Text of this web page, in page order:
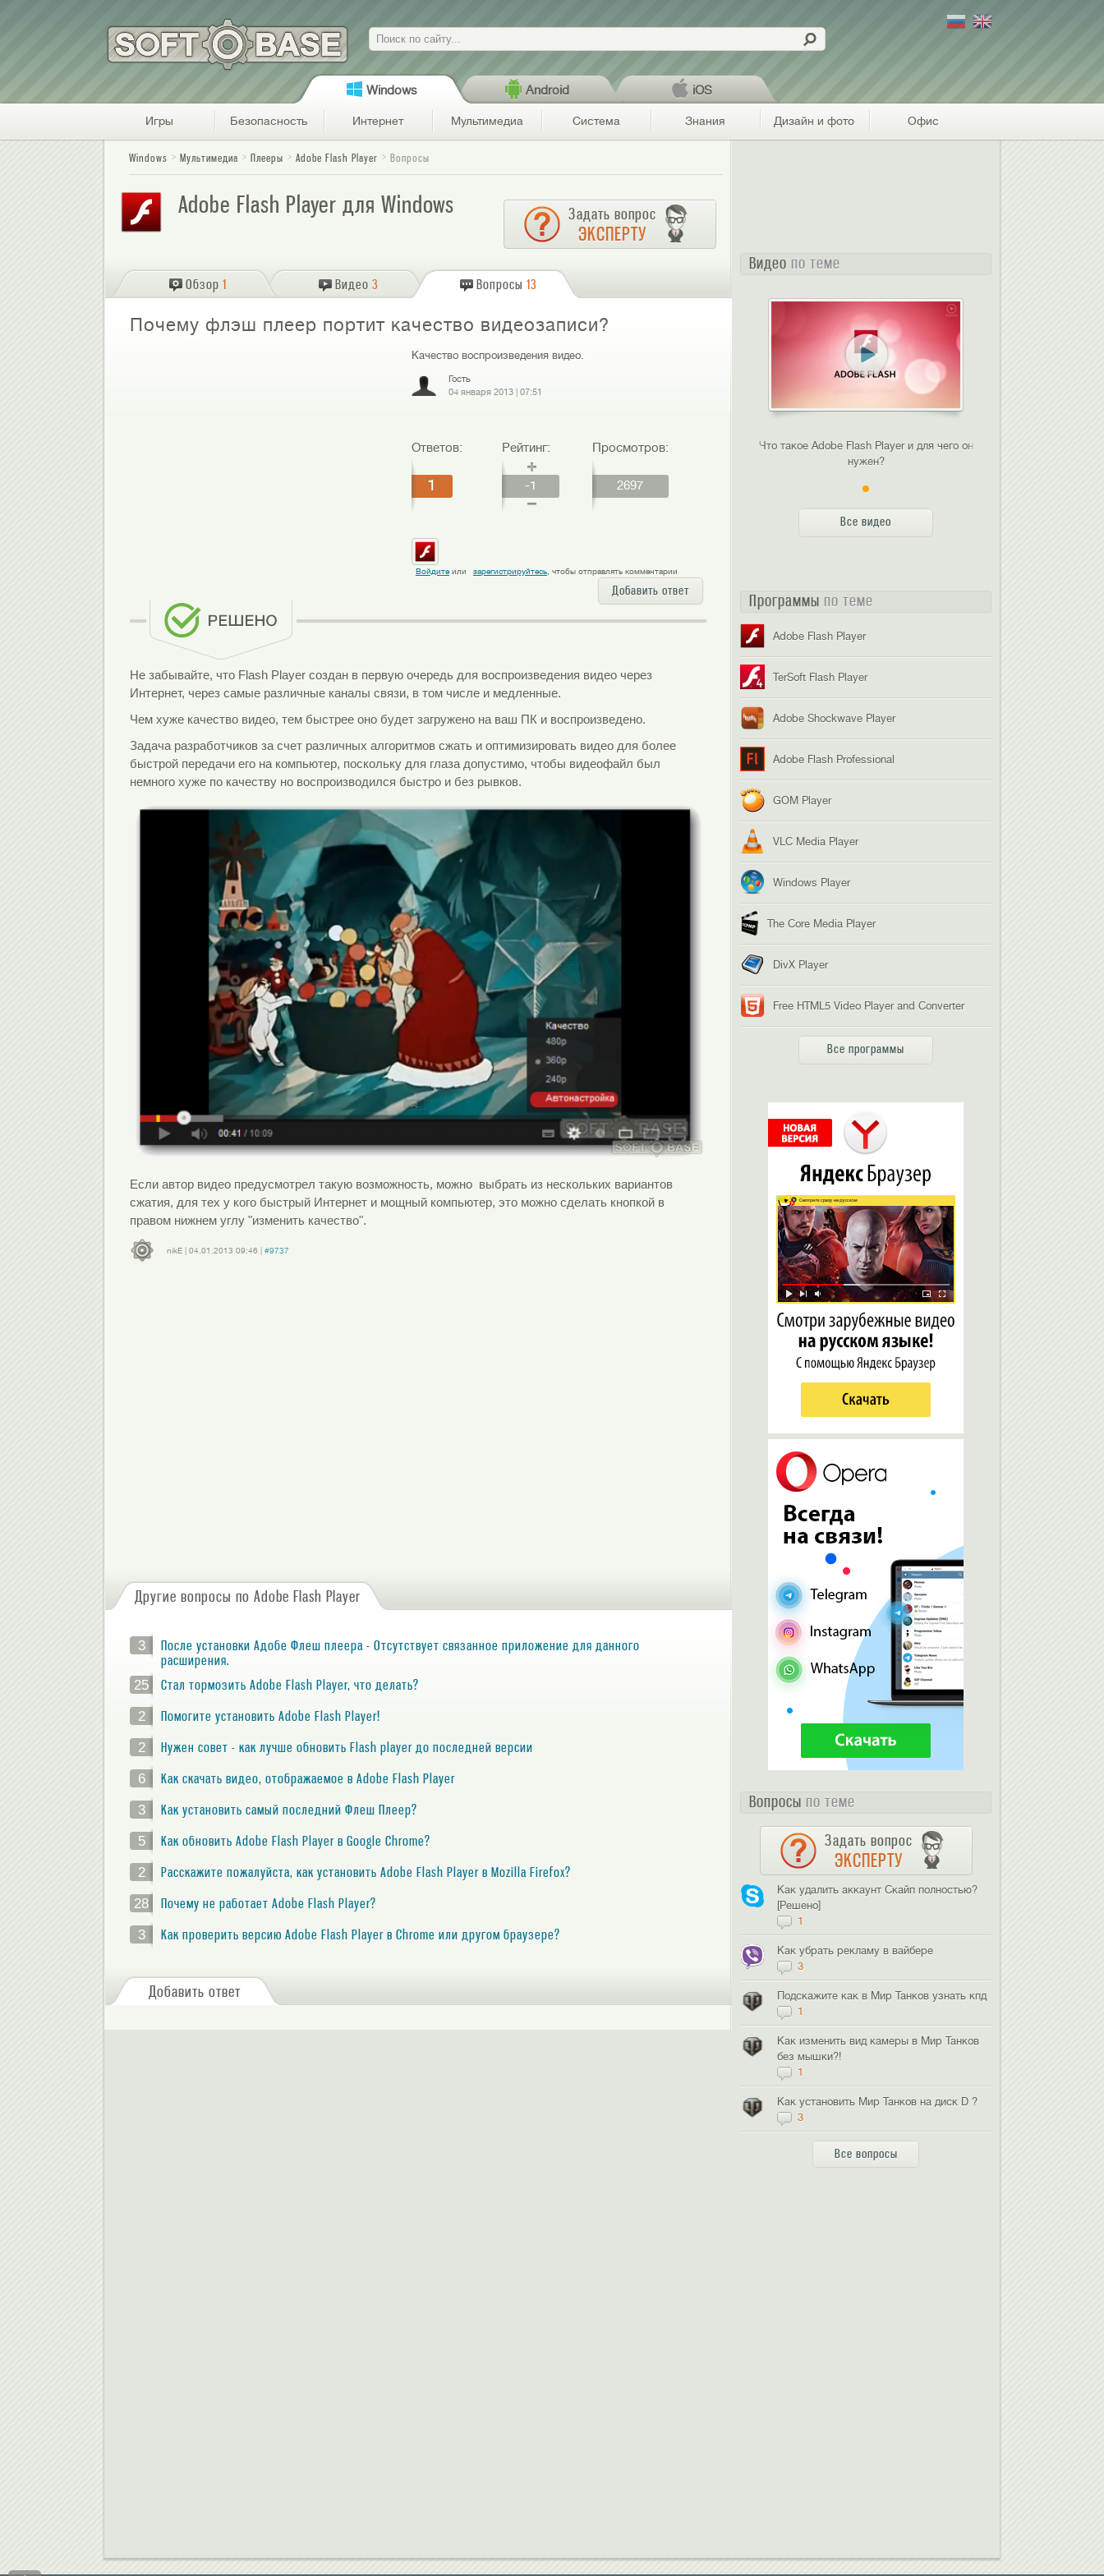
Поиск
Windows Android iOS
Игры Безопасность Интернет Мультимедиа Система Знания Дизайн и фото Офис
Windows Мультимедиа Плееры Adobe Flash Player Вопросы
Adobe Flash Player для Windows Задать вопрос
ЭКСПЕРТУ
Обзор 1 Видео 3 Вопросы 13
Почему флэш плеер портит качество видеозаписи?
Качество воспроизведения видео.
Гость
04 января 2013| 07:51
Ответов:
1
Рейтинг:
-1
Просмотров:
2697
Войдитеили зарегистрируйтесь, чтобы отправлять комментарии
Добавить ответ
Не забывайте, что Flash Player создан в первую очередь для воспроизведения видео через
Интернет, через самые различные каналы связи, в том числе и медленные.
Чем хуже качество видео, тем быстрее оно будет загружено на ваш ПК и воспроизведено.
Задача разработчиков за счет различных алгоритмов сжать и оптимизировать видео для более
быстрой передачи его на компьютер, поскольку для глаза допустимо, чтобы видеофайл был
немного хуже по качеству но воспроизводился быстро и без рывков.
Если автор видео предусмотрел такую возможность, можно выбрать из нескольких вариантов
сжатия, для тех у кого быстрый Интернет и мощный компьютер, это можно сделать кнопкой в
правом нижнем углу "изменить качество".
nikE| 04.01.2013 09:46
#9737
Другие вопросы по Adobe Flash Player
3
После установки Адобе Флеш плеера - Отсутствует связанное приложение для данного
расширения.
25
Стал тормозить Adobe Flash Player, что делать?
2
Помогите установить Adobe Flash Player!
2
Нужен совет - как лучше обновить Flash player до последней версии
6
Как скачать видео, отображаемое в Adobe Flash Player
3
Как установить самый последний Флеш Плеер?
5
Как обновить Adobe Flash Player в Google Chrome?
2
Расскажите пожалуйста, как установить Adobe Flash Player в Mozilla Firefox?
28
Почему не работает Adobe Flash Player?
3
Как проверить версию Adobe Flash Player в Chrome или другом браузере?
Добавить ответ
Видео по теме
Что такое Adobe Flash Player и для чего он
нужен?
Все видео
Программы по теме
Adobe Flash Player
TerSoft Flash Player
Adobe Shockwave Player
Adobe Flash Professional
GOM Player
VLC Media Player
Windows Player
The Core Media Player
DivX Player
Free HTML5 Video Player and Converter
Все программы
Вопросы по теме
Задать вопрос
ЭКСПЕРТУ
Как удалить аккаунт Скайп полностью?
[Решено]
1
Как убрать рекламу в вайбере
3
Подскажите как в Мир Танков узнать кпд
1
Как изменить вид камеры в Мир Танков
без мышки?!
1
Как установить Мир Танков на диск D ?
3
Все вопросы